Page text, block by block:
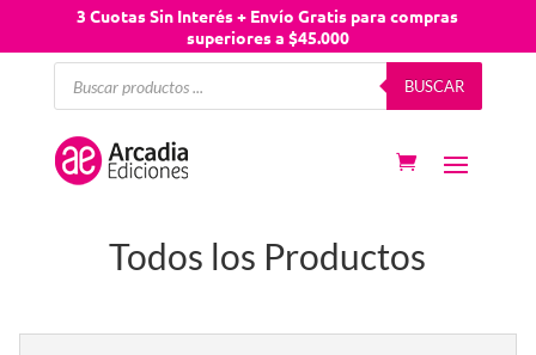
3 Cuotas Sin Interés + Envío Gratis para compras
superiores a $45.000
Búsqueda
productos
BUSCAR
Todos los Productos